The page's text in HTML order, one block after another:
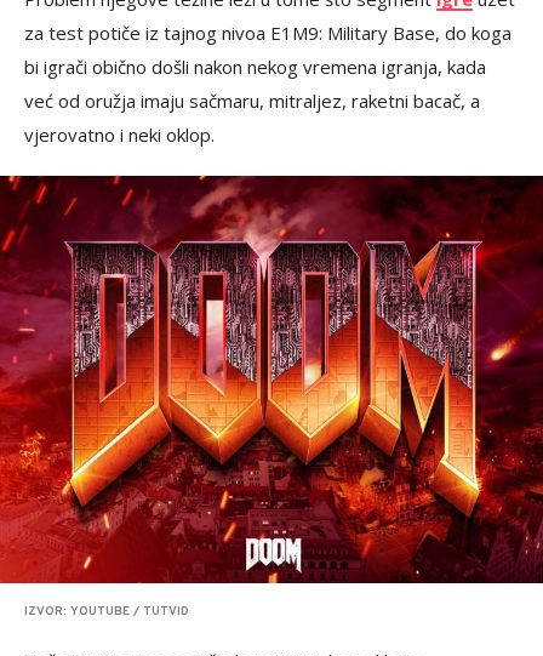
za test potiče iz tajnog nivoa E1M9: Military Base, do koga
bi igrači obično došli nakon nekog vremena igranja, kada
već od oružja imaju sačmaru, mitraljez, raketni bacač, a
vjerovatno i neki oklop.
IZVOR: YOUTUBE / TUTVID